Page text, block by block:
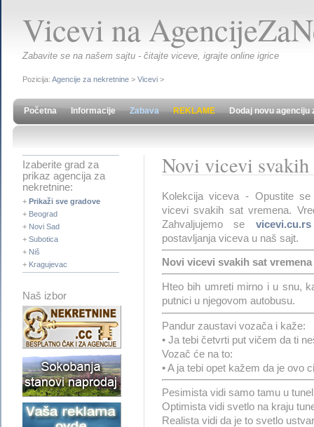
Vicevi na
Zabavite se na našem sajtu - čitajte viceve, igrajte online igrice
Pozicija: Agencije za nekretnine > Vicevi >
Početna Informacije Zabava REKLAME Dodaj novu agenciju
Izaberite grad za
prikaz agencija za
nekretnine:
+ Prikaži sve gradove
+ Beograd
+ Novi Sad
+ Subotica
+ Niš
+ Kragujevac
Naš izbor
Novi vicevi svakih
Kolekcija viceva - Opustite
vicevi svakih sat vremena.
Zahvaljujemo se vicevi.cu.rs
postavljanja viceva u naš sajt.
Novi vicevi svakih sat
Hteo bih umreti mirno i u snu,
putnici u njegovom autobusu.
Pandur zaustavi vozača i kaže:
• Ja tebi četvrti put vičem da ti
Vozač će na to:
• A ja tebi opet kažem da je ovo
Pesimista vidi samo tamu u
Optimista vidi svetlo na kraju
Realista vidi da je to svetlo